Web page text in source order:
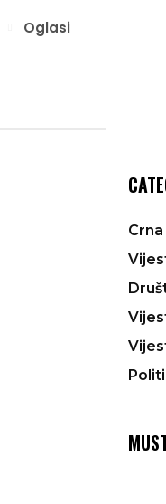
Oglasi